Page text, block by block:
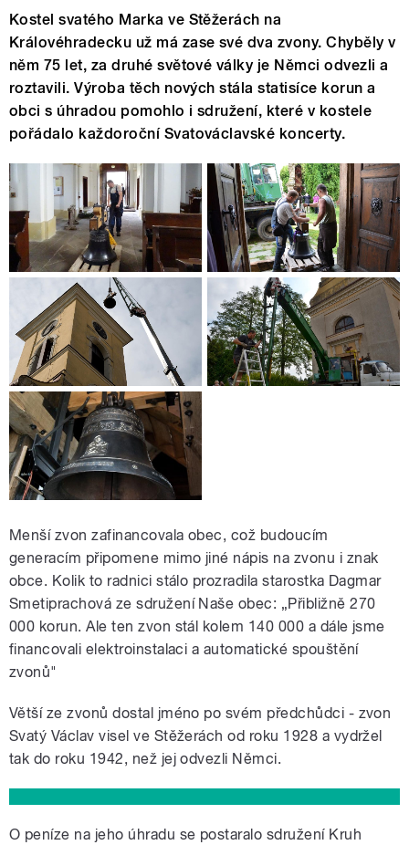
Kostel svatého Marka ve Stěžerách na
Královéhradecku už má zase své dva zvony. Chyběly v
něm 75 let, za druhé světové války je Němci odvezli a
roztavili. Výroba těch nových stála statisíce korun a
obci s úhradou pomohlo i sdružení, které v kostele
pořádalo každoroční Svatováclavské koncerty.
Menší zvon zafinancovala obec, což budoucím
generacím připomene mimo jiné nápis na zvonu i znak
obce. Kolik to radnici stálo prozradila starostka Dagmar
Smetiprachová ze sdružení Naše obec: „Přibližně 270
000 korun. Ale ten zvon stál kolem 140 000 a dále jsme
financovali elektroinstalaci a automatické spouštění
zvonů"
Větší ze zvonů dostal jméno po svém předchůdci - zvon
Svatý Václav visel ve Stěžerách od roku 1928 a vydržel
tak do roku 1942, než jej odvezli Němci.
O peníze na jeho úhradu se postaralo sdružení Kruh